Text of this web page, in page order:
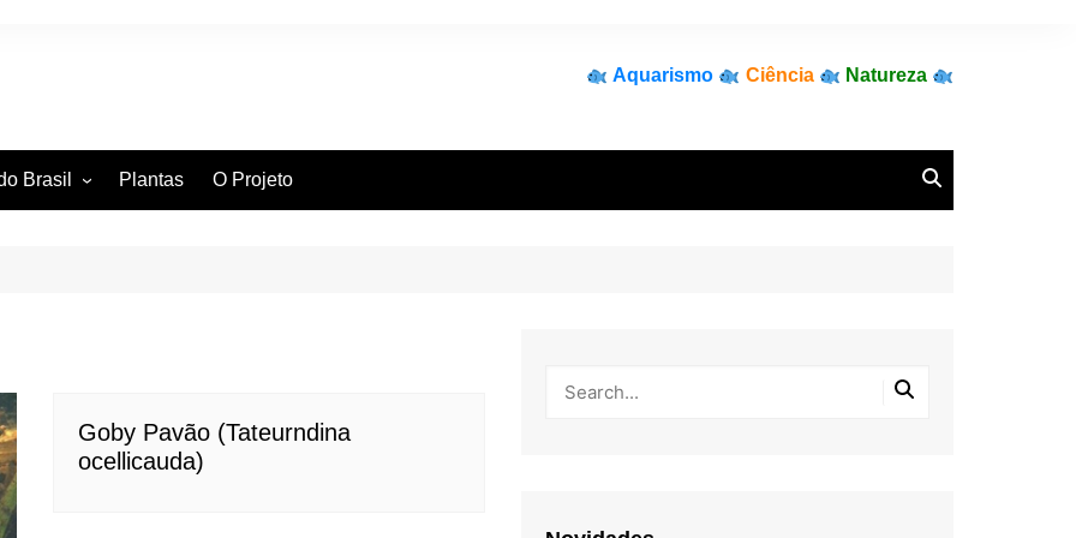
Aquarismo Ciência Natureza
Brasil Plantas O Projeto
Goby Pavão (Tateurndina
ocellicauda)